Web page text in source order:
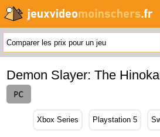
Demon Slayer: The
Xbox Series Playstation 5